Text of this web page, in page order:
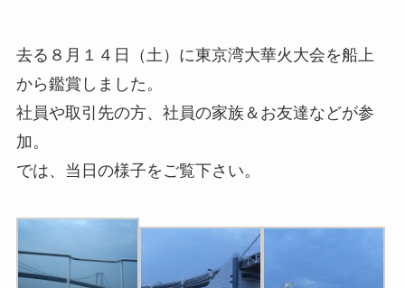
去る８月１４日（土）に東京湾大華火大会を船上
から鑑賞しました。
社員や取引先の方、社員の家族＆お友達などが参
加。
では、当日の様子をご覧下さい。